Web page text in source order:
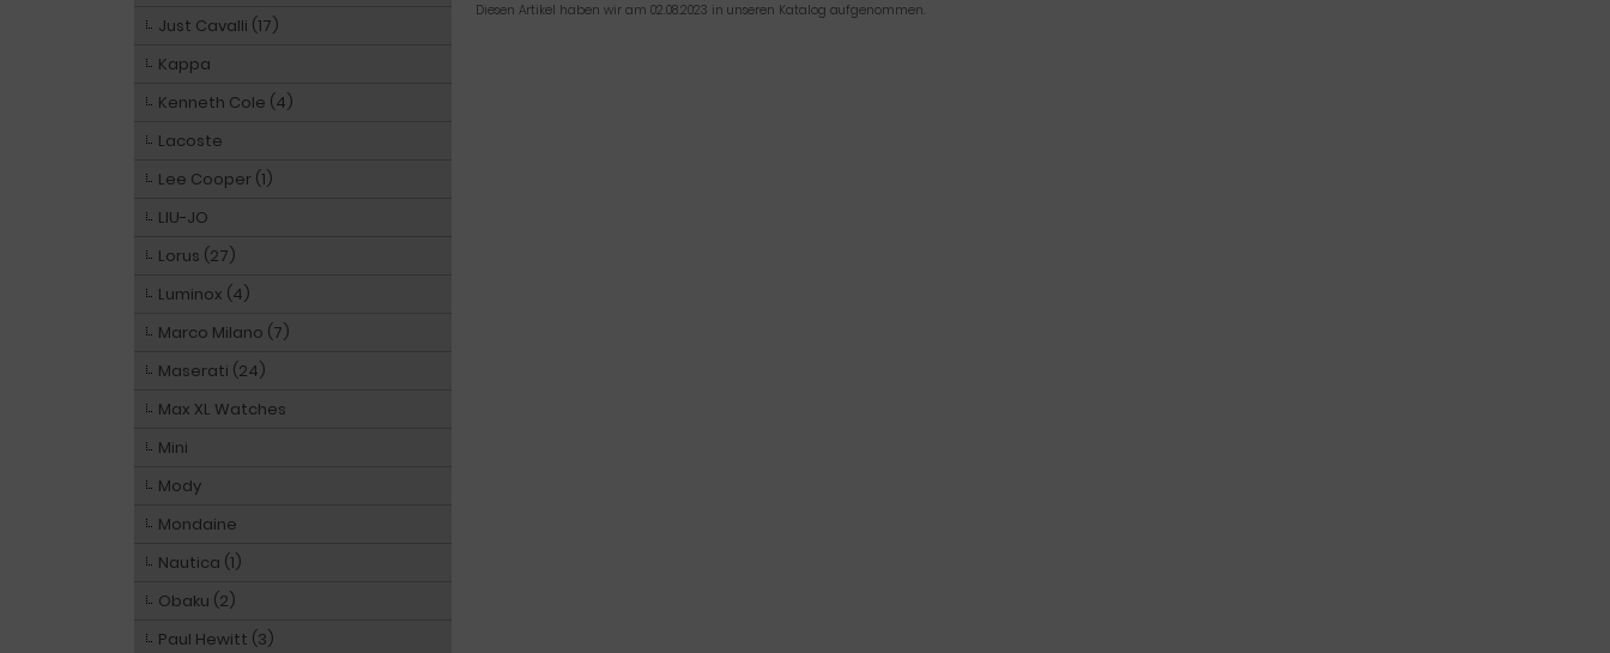
Diesen Artikel haben wir am 02.08.2023 in unseren Katalog aufgenommen.
Just Cavalli (17)
Kappa
Kenneth Cole (4)
Lacoste
Lee Cooper (1)
LIU-JO
Lorus (27)
Luminox (4)
Marco Milano (7)
Maserati (24)
Max XL Watches
Mini
Mody
Mondaine
Nautica (1)
Obaku (2)
Paul Hewitt (3)